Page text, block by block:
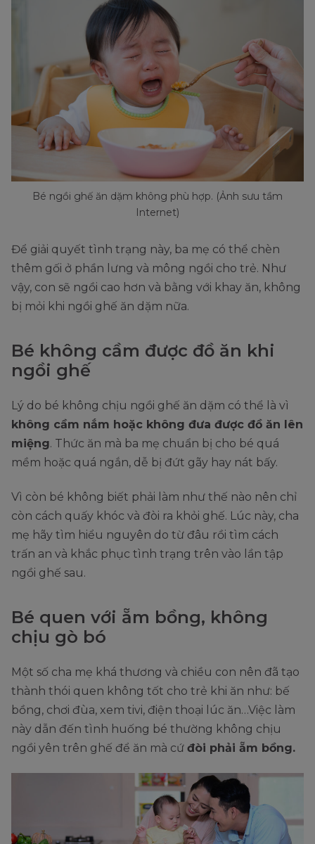
Bé ngồi ghế ăn dặm không phù hợp. (Ảnh sưu tầm
Internet)
Để giải quyết tình trạng này, ba mẹ có thể chèn
thêm gối ở phần lưng và mông ngồi cho trẻ. Như
vậy, con sẽ ngồi cao hơn và bằng với khay ăn, không
bị mỏi khi ngồi ghế ăn dặm nữa.
Bé không cầm được đồ ăn khi
ngồi ghế
Lý do bé không chịu ngồi ghế ăn dặm có thể là vì
không cầm nắm hoặc không đưa được đồ ăn lên
miệng. Thức ăn mà ba mẹ chuẩn bị cho bé quá
mềm hoặc quá ngắn, dễ bị đứt gãy hay nát bấy.
Vì còn bé không biết phải làm như thế nào nên chỉ
còn cách quấy khóc và đòi ra khỏi ghế. Lúc này, cha
mẹ hãy tìm hiểu nguyên do từ đâu rồi tìm cách
trấn an và khắc phục tình trạng trên vào lần tập
ngồi ghế sau.
Bé quen với ẵm bồng, không
chịu gò bó
Một số cha mẹ khá thương và chiều con nên đã tạo
thành thói quen không tốt cho trẻ khi ăn như: bế
bồng, chơi đùa, xem tivi, điện thoại lúc ăn…Việc làm
này dẫn đến tình huống bé thường không chịu
ngồi yên trên ghế để ăn mà cứ đòi phải ẵm bồng.